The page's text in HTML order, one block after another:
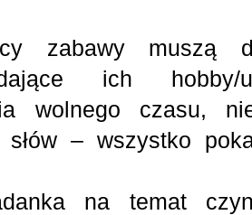
zabawy muszą
ich hobby/
wolnego czasu,
słów – wszystko
na temat